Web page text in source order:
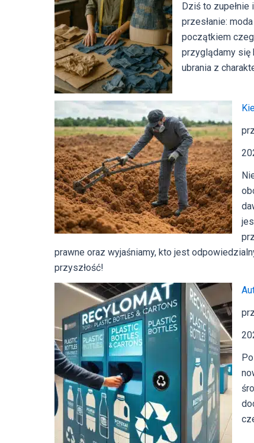
Dziś to
przesłanie:
początkiem
przyglądamy się
ubrania z
prawne oraz wyjaśniamy, kto jest
przyszłość!